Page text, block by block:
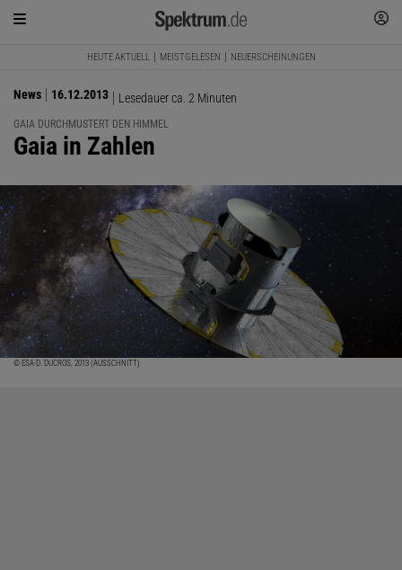
HEUTE AKTUELL MEISTGELESEN NEUERSCHEINUNGEN
News 16.12.2013 Lesedauer ca. 2 Minuten
GAIA DURCHMUSTERT DEN HIMMEL
:
Gaia in Zahlen
© ESA-D. DUCROS, 2013 (AUSSCHNITT)